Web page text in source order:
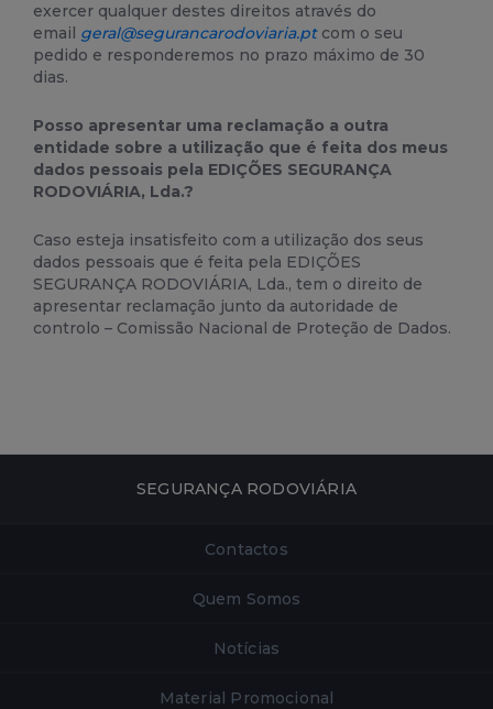
exercer qualquer destes direitos através do
email geral@segurancarodoviaria.ptcom o seu
pedido e responderemos no prazo máximo de 30
dias.
Posso apresentar uma reclamação a outra
entidade sobre a utilização que é feita dos meus
dados pessoais pela EDIÇÕES SEGURANÇA
RODOVIÁRIA, Lda.?
Caso esteja insatisfeito com a utilização dos seus
dados pessoais que é feita pela EDIÇÕES
SEGURANÇA RODOVIÁRIA, Lda., tem o direito de
apresentar reclamação junto da autoridade de
controlo – Comissão Nacional de Proteção de Dados.
SEGURANÇA RODOVIÁRIA
Contactos
Quem Somos
Notícias
Material Promocional